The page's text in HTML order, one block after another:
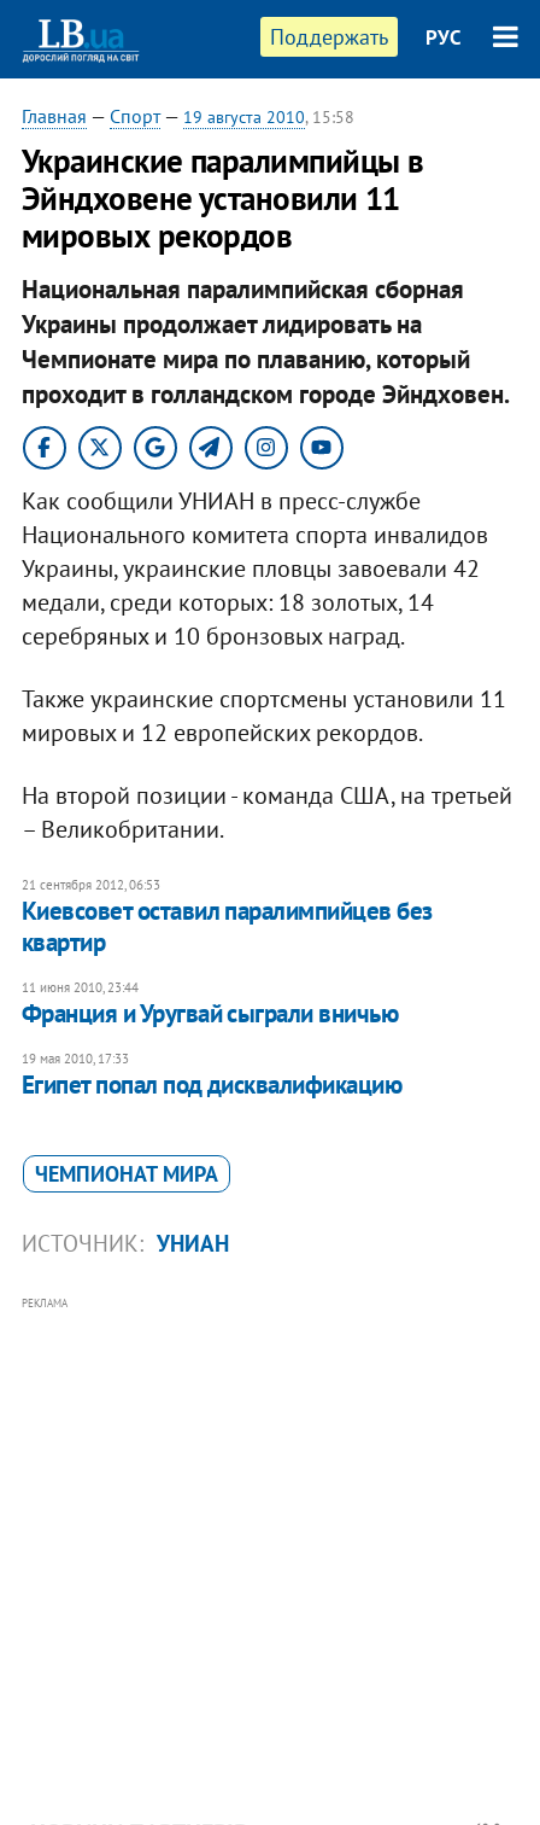
Поддержать РУС
Главная — Спорт— 19 августа 2010, 15:58
Украинские паралимпийцы в
Эйндховене установили 11
мировых рекордов
Национальная паралимпийская сборная
Украины продолжает лидировать на
Чемпионате мира по плаванию, который
проходит в голландском городе Эйндховен.​
Как сообщили УНИАН в пресс-службе
Национального комитета спорта инвалидов
Украины, украинские пловцы завоевали 42
медали, среди которых: 18 золотых, 14
серебряных и 10 бронзовых наград.
Также украинские спортсмены установили 11
мировых и 12 европейских рекордов.
На второй позиции - команда США, на третьей
– Великобритании.
21 сентября 2012, 06:53
Киевсовет оставил паралимпийцев без
квартир
11 июня 2010, 23:44
Франция и Уругвай сыграли вничью
19 мая 2010, 17:33
Египет попал под дисквалификацию
ЧЕМПИОНАТ МИРА
ИСТОЧНИК: УНИАН
РЕКЛАМА